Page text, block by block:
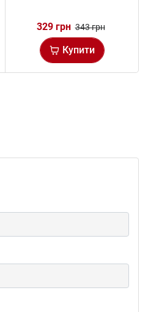
329 грн 343 грн
Купити